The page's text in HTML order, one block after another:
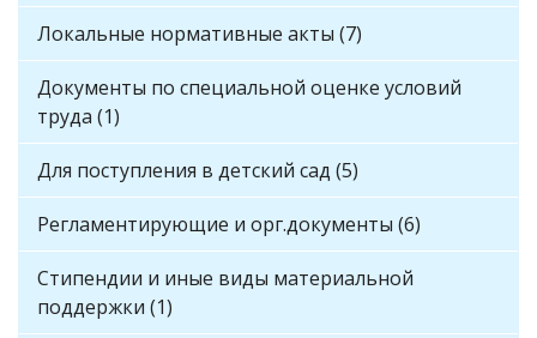
Локальные нормативные акты (7)
Документы по специальной оценке условий
труда (1)
Для поступления в детский сад (5)
Регламентирующие и орг.документы (6)
Стипендии и иные виды материальной
поддержки (1)